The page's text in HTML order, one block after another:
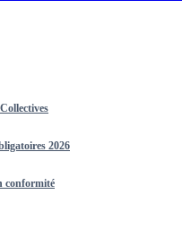
2026
conformité